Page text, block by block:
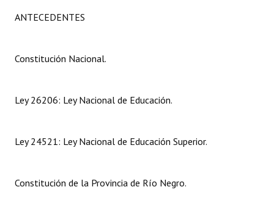
Reglamento Interno
Organigrama
Proyectos Presentados
ANTECEDENTES
Constitución Nacional.
Ley 26206: Ley Nacional de Educación.
Ley 24521: Ley Nacional de Educación Superior.
Constitución de la Provincia de Río Negro.